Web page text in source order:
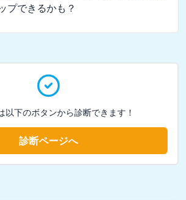
プできるかも？
以下のボタンから診断できます！
診断ページへ